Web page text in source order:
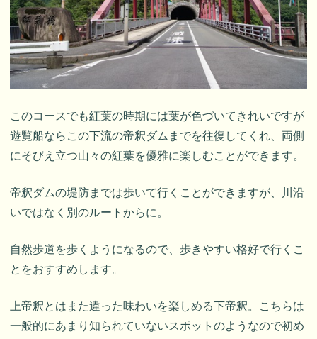
このコースでも紅葉の時期には葉が色づいてきれいですが
遊覧船ならこの下流の帝釈ダムまでを往復してくれ、両側
にそびえ立つ山々の紅葉を優雅に楽しむことができます。
帝釈ダムの堤防までは歩いて行くことができますが、川沿
いではなく別のルートからに。
自然歩道を歩くようになるので、歩きやすい格好で行くこ
とをおすすめします。
上帝釈とはまた違った味わいを楽しめる下帝釈。こちらは
一般的にあまり知られていないスポットのようなので初め